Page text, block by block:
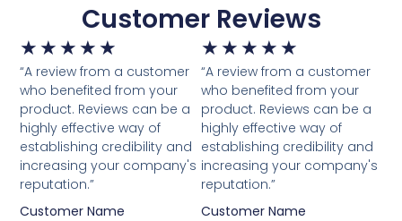
Customer Reviews
★ ★ ★ ★ ★
“A review from a customer
who benefited from your
product. Reviews can be a
highly effective way of
establishing credibility and
increasing your company's
reputation.”
Customer Name
★ ★ ★ ★ ★
“A review from a customer
who benefited from your
product. Reviews can be a
highly effective way of
establishing credibility and
increasing your company's
reputation.”
Customer Name